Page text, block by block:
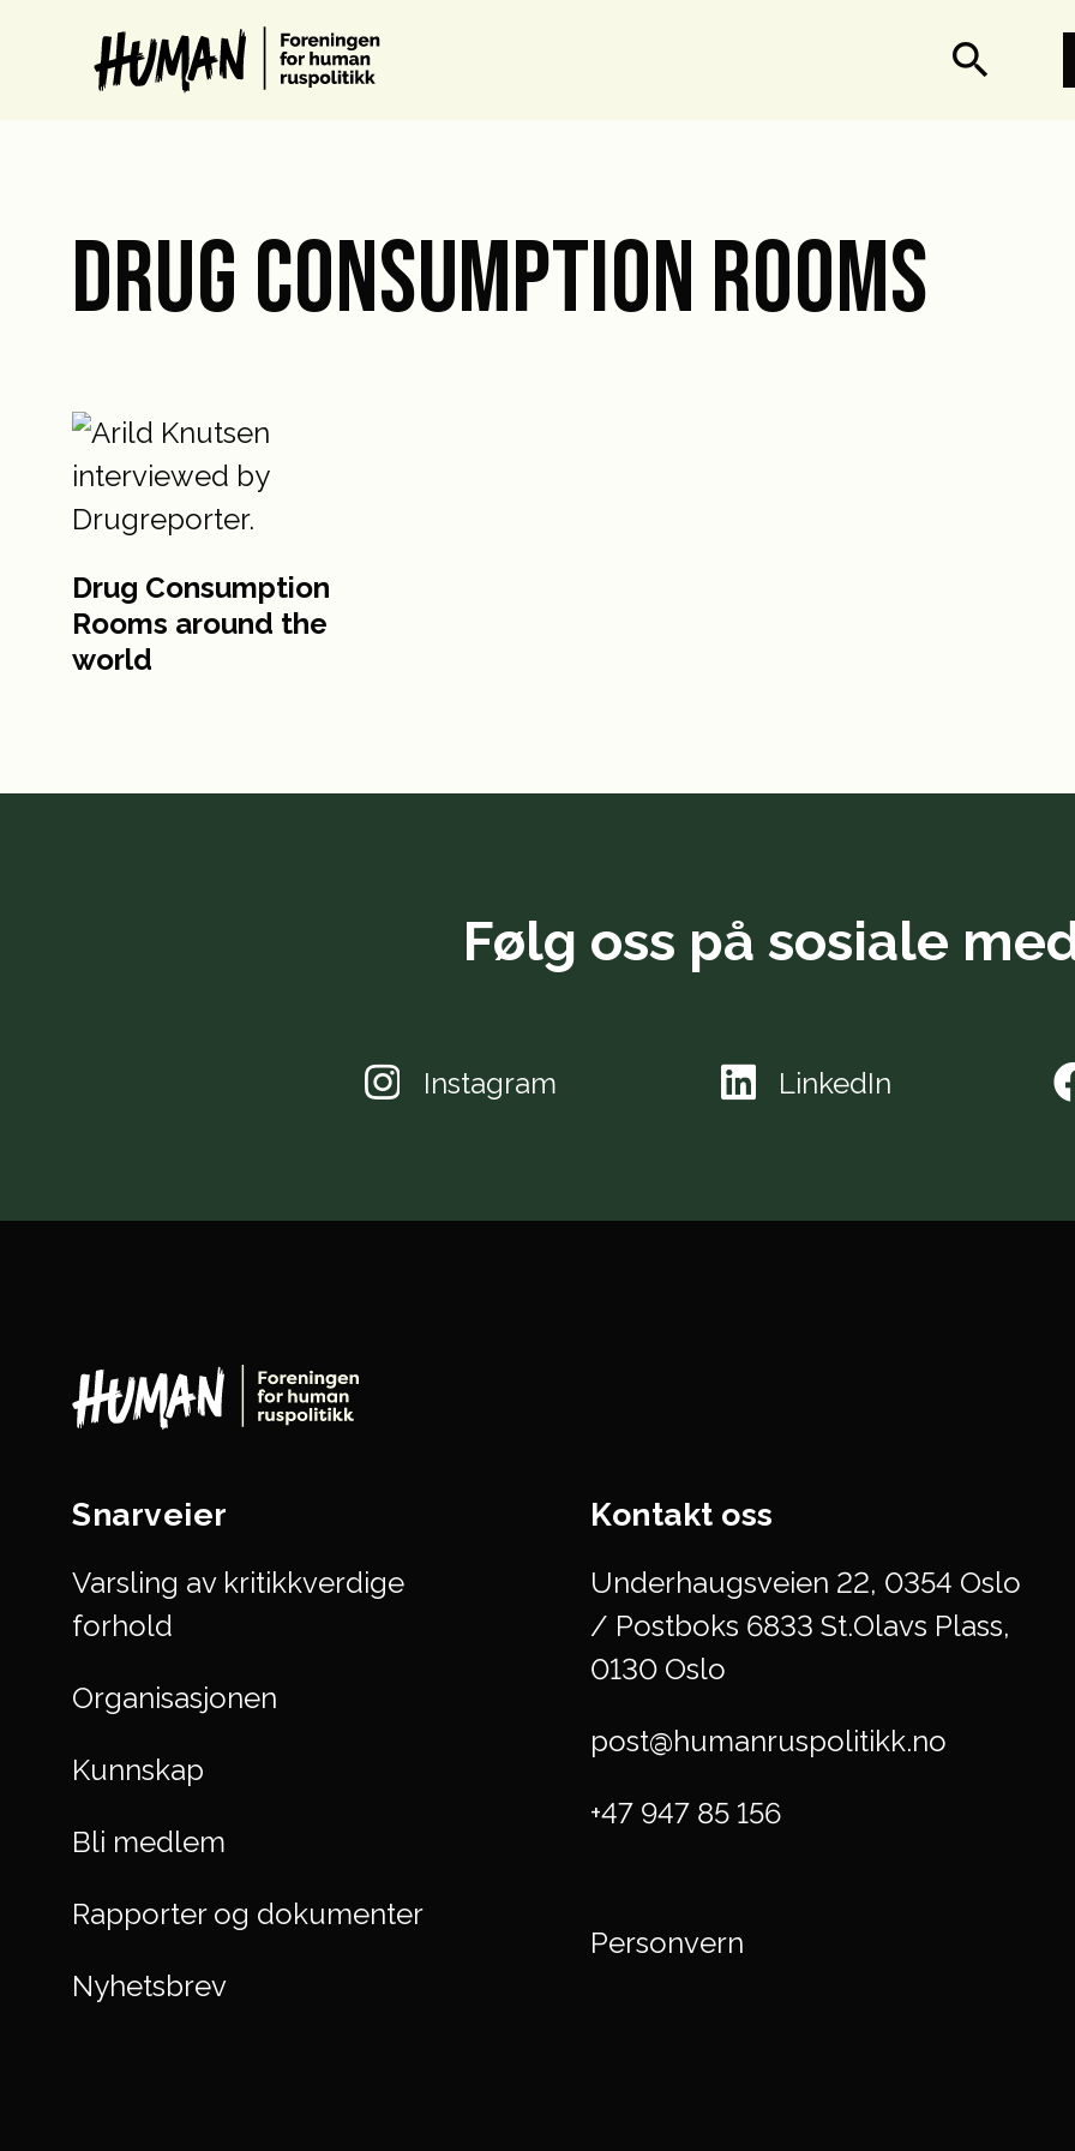
search
DRUG CONSUMPTION ROOMS
Drug Consumption
Rooms around the
world
Følg oss på sosiale
Instagram LinkedIn
Snarveier
Varsling av kritikkverdige
forhold
Organisasjonen
Kunnskap
Bli medlem
Rapporter og dokumenter
Nyhetsbrev
Kontakt oss
Underhaugsveien 22, 0354 Oslo
/ Postboks 6833 St.Olavs Plass,
0130 Oslo
post@humanruspolitikk.no
+47 947 85 156
Personvern